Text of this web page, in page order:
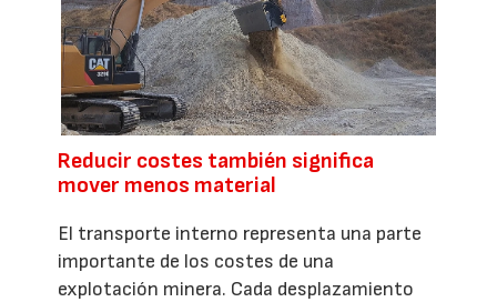
Reducir costes también significa
mover menos material
El transporte interno representa una parte
importante de los costes de una
explotación minera. Cada desplazamiento